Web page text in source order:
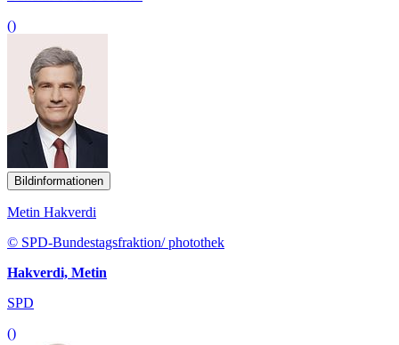
()
Bildinformationen
Metin Hakverdi
© SPD-Bundestagsfraktion/ photothek
Hakverdi, Metin
SPD
()